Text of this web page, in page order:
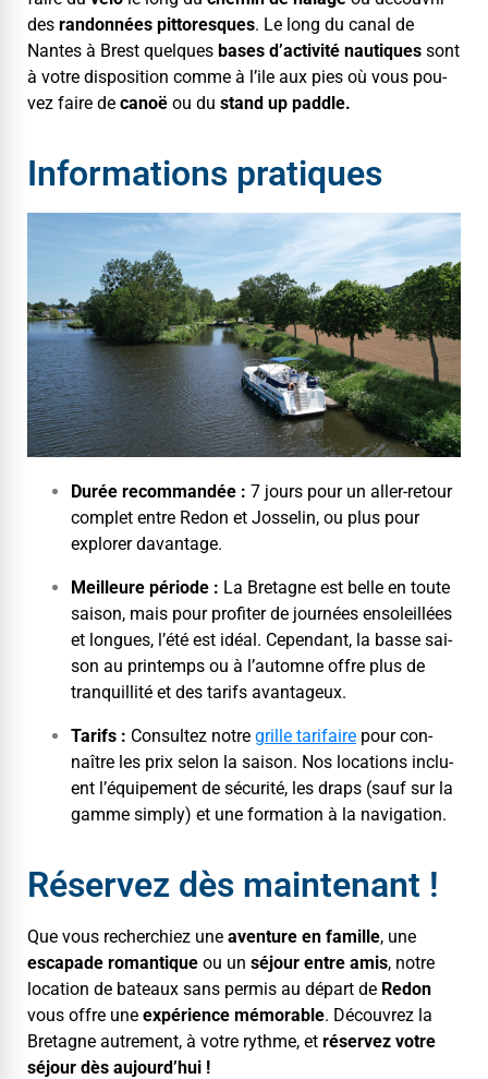
des ran­don­nées pit­toresques. Le long du canal de
Nantes à Brest quelques bases d’activité nau­tiques sont
à votre dis­po­si­tion comme à l’ile aux pies où vous pou­
vez faire de canoë ou du stand up pad­dle.
Informations pratiques
Durée recom­mandée : 7 jours pour un aller-retour
com­plet entre Redon et Jos­selin, ou plus pour
explor­er davantage.
Meilleure péri­ode : La Bre­tagne est belle en toute
sai­son, mais pour prof­iter de journées ensoleil­lées
et longues, l’été est idéal. Cepen­dant, la basse sai­
son au print­emps ou à l’automne offre plus de
tran­quil­lité et des tar­ifs avantageux.
Tar­ifs : Con­sul­tez notre grille tar­i­faire pour con­
naître les prix selon la sai­son. Nos loca­tions inclu­
ent l’équipement de sécu­rité, les draps (sauf sur la
gamme sim­ply) et une for­ma­tion à la navigation.
Réservez dès maintenant !
Que vous recher­chiez une aven­ture en famille, une
escapade roman­tique ou un séjour entre amis, notre
loca­tion de bateaux sans per­mis au départ de Redon
vous offre une expéri­ence mémorable. Décou­vrez la
Bre­tagne autrement, à votre rythme, et réservez votre
séjour dès aujourd’hui !